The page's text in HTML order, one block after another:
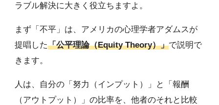
ラブル解決に大きく役立ちますよ。
まず「不平」は、アメリカの心理学者アダムスが
提唱した「公平理論（Equity Theory）」で説明で
きます。
人は、自分の「努力（インプット）」と「報酬
（アウトプット）」の比率を、他者のそれと比較